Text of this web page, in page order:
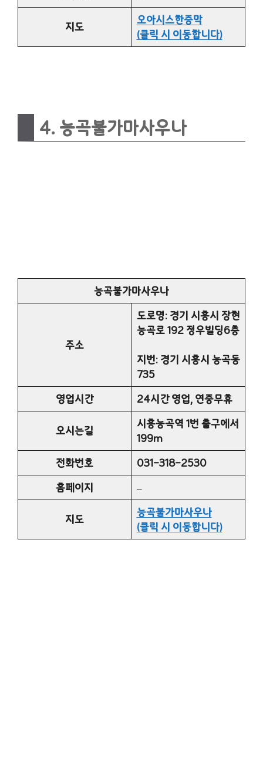
지도
오아시스한증막
(클릭 시 이동합니다)
4. 능곡불가마사우나
능곡불가마사우나
주소
도로명: 경기 시흥시 장현
능곡로 192 정우빌딩6층
지번: 경기 시흥시 능곡동
735
영업시간
24시간 영업, 연중무휴
오시는길
시흥능곡역 1번 출구에서
199m
전화번호
031-318-2530
홈페이지
–
지도
능곡불가마사우나
(클릭 시 이동합니다)